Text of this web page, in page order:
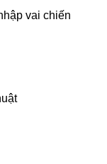
vai chiến